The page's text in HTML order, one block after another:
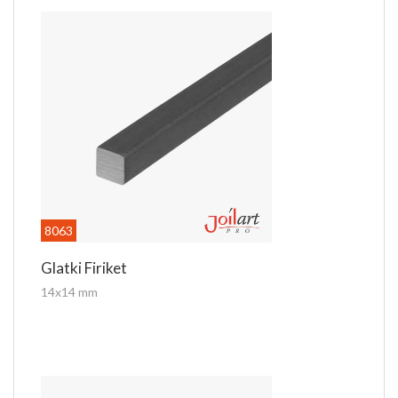
Dodatni nazivi proizvoda: vrh, šiljak, koplje...
8063
Glatki Firiket
14x14 mm